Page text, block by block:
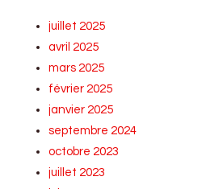
juillet 2025
avril 2025
mars 2025
février 2025
janvier 2025
septembre 2024
octobre 2023
juillet 2023